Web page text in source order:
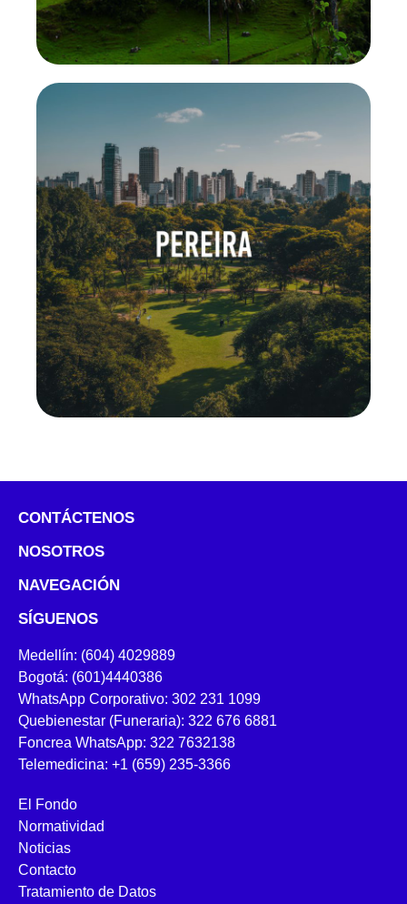
CONTÁCTENOS
NOSOTROS
NAVEGACIÓN
SÍGUENOS
Medellín: (604) 4029889
Bogotá: (601)4440386
WhatsApp Corporativo: 302 231 1099
Quebienestar (Funeraria): 322 676 6881
Foncrea WhatsApp: 322 7632138
Telemedicina: +1 (659) 235-3366
El Fondo
Normatividad
Noticias
Contacto
Tratamiento de Datos